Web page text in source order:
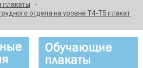
плакаты
отдела на уровне Т4-Т5 плакат